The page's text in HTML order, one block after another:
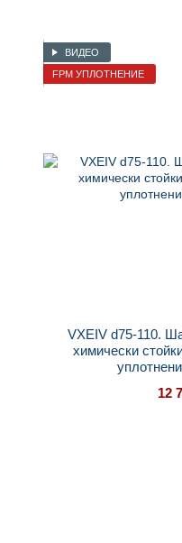
ВИДЕО
FPM УПЛОТНЕНИЕ
VXEIV d75-110.
химически
12